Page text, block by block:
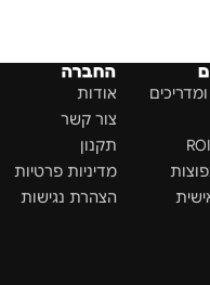
החברה
אודות
צור קשר
תקנון
מדיניות פרטיות
הצהרת נגישות